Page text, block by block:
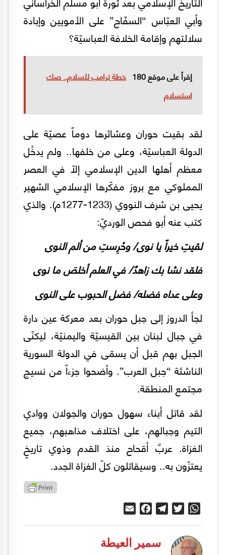
وأبي العبّاس “السفّاح” على الأمويين وإبادة
سلالتهم وإقامة الخلافة العباسيّة؟
إقرأ على موقع 180
خطة ترامب للسلام.. صك
استسلام
لقد بقيت حوران وعشائرها دوماً عصيّة على
الدولة العباسيّة، وعلى من خلفها.. ولم يدخُل
معظم أهلها الدين الإسلامي إلاّ في العصر
المملوكي مع بروز مفكّرها الإسلامي الشهير
يحيى بن شرف النووي (1233-1277م). والذي
كتب عنه أبو فحص الورديّ:
لقيتِ خيراً يا نوى/ وحُرِستِ من ألم النوى
فلقد نشا بك زاهدٌ/ في العلم أخلصَ ما نوى
وعلى عداه فضله/ فضل الحبوب على النوى
لجأ الدروز إلى جبل حوران بعد معركة عين دارة
في جبال لبنان بين القيسيّة واليمنيّة، ليكنّى
الجبل بهم قبل أن يسمّى في الدولة السورية
الناشئة “جبل العرب”. وأضحوا جزءاً من نسيج
مجتمع المنطقة.
لقد قاتل أبناء سهول حوران والجولان ووادي
التيم وجبالهم، على اختلاف مذاهبهم، جميع
الغزاة. عربٌ أقحاح منذ القدم وذوي تاريخٍ
يعتزّون به.. وسيقاتلون كلّ الغزاة الجدد.
WhatsApp
Twitter
Telegram
Facebook
سمير العيطة